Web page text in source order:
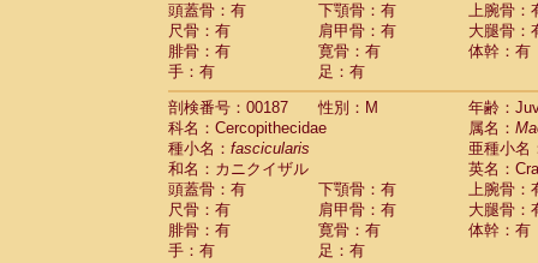
頭蓋骨：有
下顎骨：有
上腕骨：
尺骨：有
肩甲骨：有
大腿骨：
腓骨：有
寛骨：有
体幹：有
手：有
足：有
剖検番号：00187
性別：M
年齢：
科名：Cercopithecidae
属名：
種小名： fascicularis
亜種小名
和名：カニクイザル
英名：
頭蓋骨：有
下顎骨：有
上腕骨：
尺骨：有
肩甲骨：有
大腿骨：
腓骨：有
寛骨：有
体幹：有
手：有
足：有